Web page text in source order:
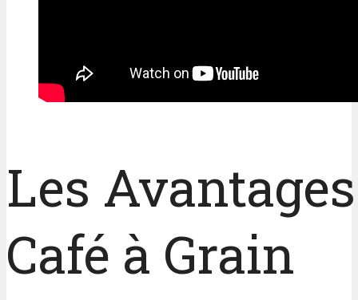
Les
Café à Grain